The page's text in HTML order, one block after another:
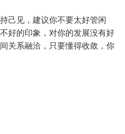
己见，建议你不要太好管闲
好的印象，对你的发展没有好
关系融洽，只要懂得收敛，你